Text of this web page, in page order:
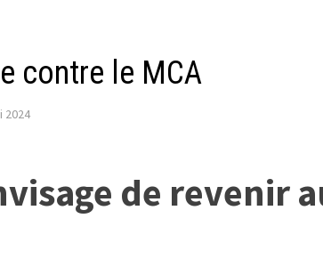
contre le MCA
2024
de revenir